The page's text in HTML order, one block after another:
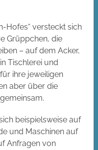
Hofes“ versteckt sich
Grüppchen, die
– auf dem Acker,
Tischlerei und
ihre jeweiligen
aber über die
beispielsweise auf
und Maschinen auf
Anfragen von